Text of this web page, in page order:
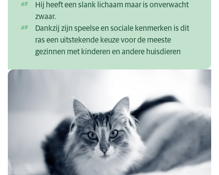
Hij heeft een slank lichaam maar is onverwacht
zwaar.
Dankzij zijn speelse en sociale kenmerken is dit
ras een uitstekende keuze voor de meeste
gezinnen met kinderen en andere huisdieren